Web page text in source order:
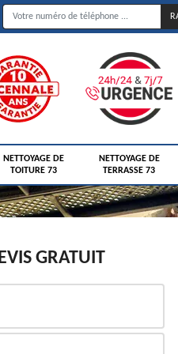
NETTOYAGE DE
TOITURE 73
NETTOYAGE DE
TERRASSE 73
GRATUIT